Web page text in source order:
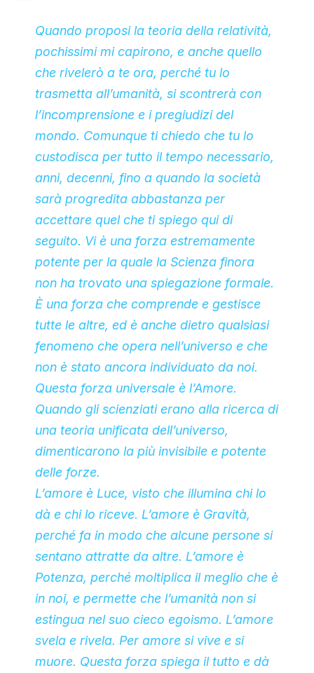
Quando proposi la teoria della relatività,
pochissimi mi capirono, e anche quello
che rivelerò a te ora, perché tu lo
trasmetta all’umanità, si scontrerà con
l’incomprensione e i pregiudizi del
mondo. Comunque ti chiedo che tu lo
custodisca per tutto il tempo necessario,
anni, decenni, fino a quando la società
sarà progredita abbastanza per
accettare quel che ti spiego qui di
seguito. Vi è una forza estremamente
potente per la quale la Scienza finora
non ha trovato una spiegazione formale.
È una forza che comprende e gestisce
tutte le altre, ed è anche dietro qualsiasi
fenomeno che opera nell’universo e che
non è stato ancora individuato da noi.
Questa forza universale è l’Amore.
Quando gli scienziati erano alla ricerca di
una teoria unificata dell’universo,
dimenticarono la più invisibile e potente
delle forze.
L’amore è Luce, visto che illumina chi lo
dà e chi lo riceve. L’amore è Gravità,
perché fa in modo che alcune persone si
sentano attratte da altre. L’amore è
Potenza, perché moltiplica il meglio che è
in noi, e permette che l’umanità non si
estingua nel suo cieco egoismo. L’amore
svela e rivela. Per amore si vive e si
muore. Questa forza spiega il tutto e dà